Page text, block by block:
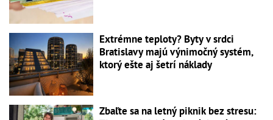
Extrémne teploty? Byty v srdci
Bratislavy majú výnimočný systém,
ktorý ešte aj šetrí náklady
Zbaľte sa na letný piknik bez stresu: